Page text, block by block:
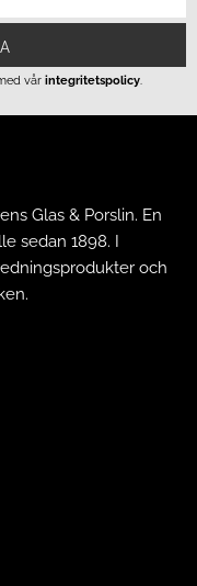
vår integritetspolicy.
Glas & Porslin. En
sedan 1898. I
och